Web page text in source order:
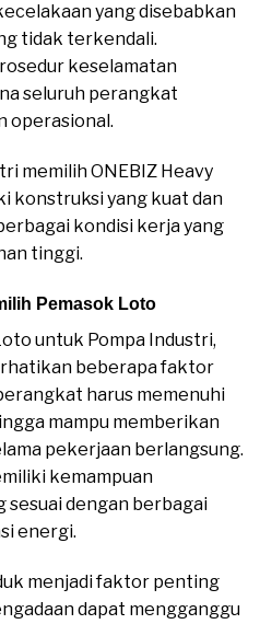
yang disebabkan
tidak terkendali.
keselamatan
seluruh perangkat
operasional.
memilih ONEBIZ Heavy
konstruksi yang kuat dan
kondisi kerja yang
tinggi.
Pemasok Loto
untuk Pompa Industri,
beberapa faktor
harus memenuhi
mampu memberikan
pekerjaan berlangsung.
kemampuan
sesuai dengan berbagai
energi.
menjadi faktor penting
dapat mengganggu